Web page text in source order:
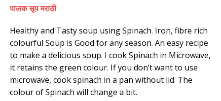
पालक सूप मराठी
Healthy and Tasty soup using Spinach. Iron, fibre rich
colourful Soup is Good for any season. An easy recipe
to make a delicious soup. I cook Spinach in Microwave,
it retains the green colour. If you don’t want to use
microwave, cook spinach in a pan without lid. The
colour of Spinach will change a bit.